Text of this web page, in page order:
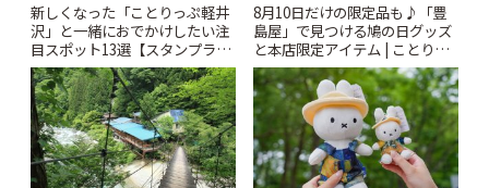
新しくなった「ことりっぷ軽井
沢」と一緒におでかけしたい注
目スポット13選【スタンプラリ
ー開催中】 | ことりっぷ
8月10日だけの限定品も♪「豊
島屋」で見つける鳩の日グッズ
と本店限定アイテム | ことりっ
ぷ